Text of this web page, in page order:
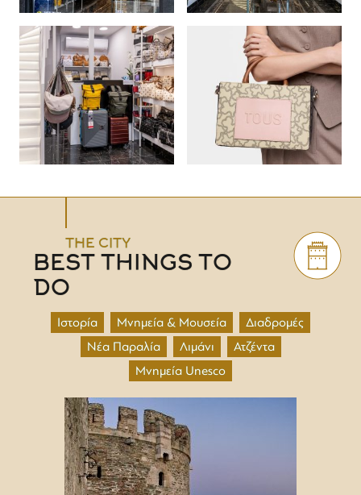
THE CITY
BEST THINGS TO
DO
Ιστορία Μνημεία & Μουσεία
Διαδρομές
Νέα Παραλία
Λιμάνι
Ατζέντα
Μνημεία Unesco